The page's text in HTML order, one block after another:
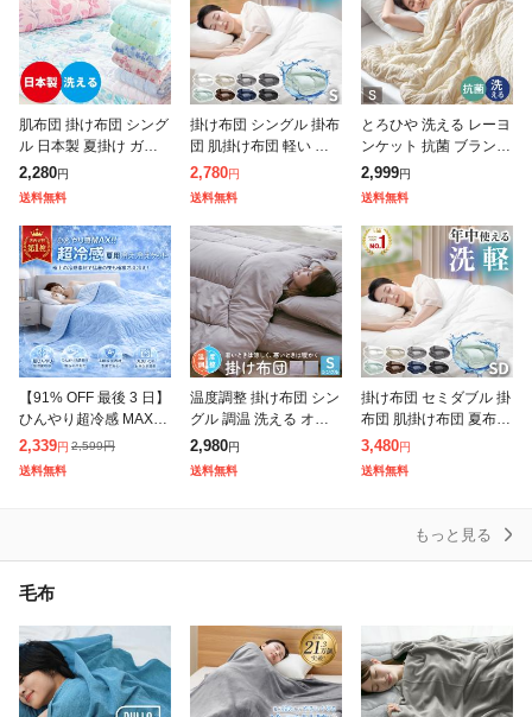
肌布団 掛け布団 シング
ル 日本製 夏掛け ガー
ゼ調 洗える キルトケッ
ト ★当店人気商品★ 製
品サイズ135×185 側サ
イズ
2,280円
送料無料
掛け布団 シングル 掛布
団 肌掛け布団 軽い 夏
布団 肌ふとん 合掛け布
団 洗える 合い掛け 冬
ふとん あったか 秋 150
×
2,780円
送料無料
とろひや 洗える レーヨ
ンケット 抗菌 ブランケ
ット シングル 掛布団
肌掛け布団 掛け布団 肌
掛け 夏布団 冷感ケット
レーヨ
2,999円
送料無料
【91% OFF 最後 3 日】
ひんやり超冷感 MAX 夏
用冷感ケット 接触冷感
丸洗い OK A 類素材 ク
ール掛け布団 猛暑
2,339円 2,599円
送料無料
温度調整 掛け布団 シン
グル 調温 洗える オー
ルシーズン 吸放湿 ウォ
ッシャブル 夏 冬 掛ふ
とん 掛布団 布団 寝具 2
2,980円
送料無料
掛け布団 セミダブル 掛
布団 肌掛け布団 夏布団
肌ふとん 夏用 夏 軽い
合掛け布団 洗える 肌掛
け 合い掛け 暖かい 冬
3,480円
送料無料
もっと見る
毛布